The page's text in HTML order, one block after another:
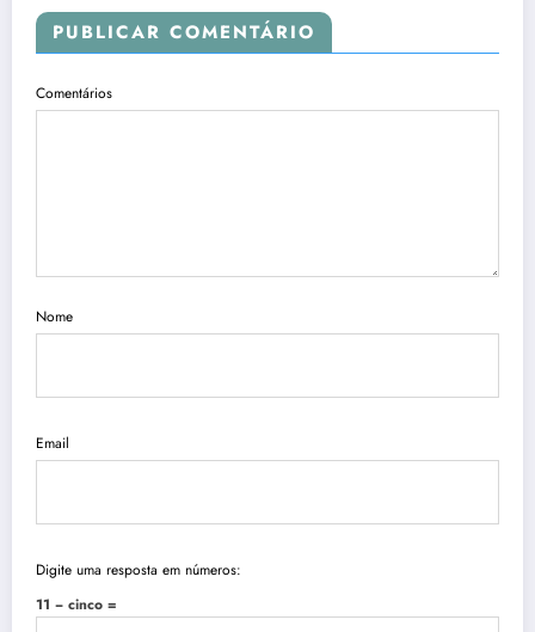
PUBLICAR COMENTÁRIO
Comentários
Nome
Email
Digite uma resposta em números:
11 − cinco =